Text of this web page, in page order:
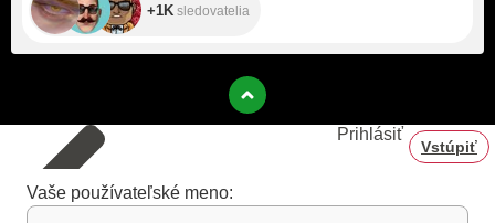
+1K sledovatelia
Prihlásiť
Vstúpiť
Vaše používateľské meno: